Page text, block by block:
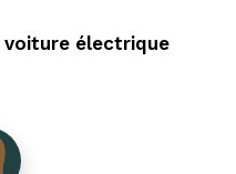
voiture électrique